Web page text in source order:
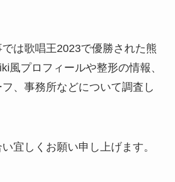
は歌唱王2023で優勝された熊
風プロフィールや整形の情報、
、事務所などについて調査し
宜しくお願い申し上げます。